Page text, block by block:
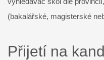
(bakalářské, magisterské
Přijetí na